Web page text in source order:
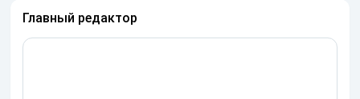
Главный редактор